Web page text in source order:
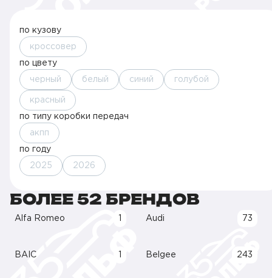
по кузову
кроссовер
по цвету
черный белый синий голубой
красный
по типу коробки передач
акпп
по году
2025 2026
БОЛЕЕ 52 БРЕНДОВ
Alfa Romeo Audi 73
BAIC Belgee 243